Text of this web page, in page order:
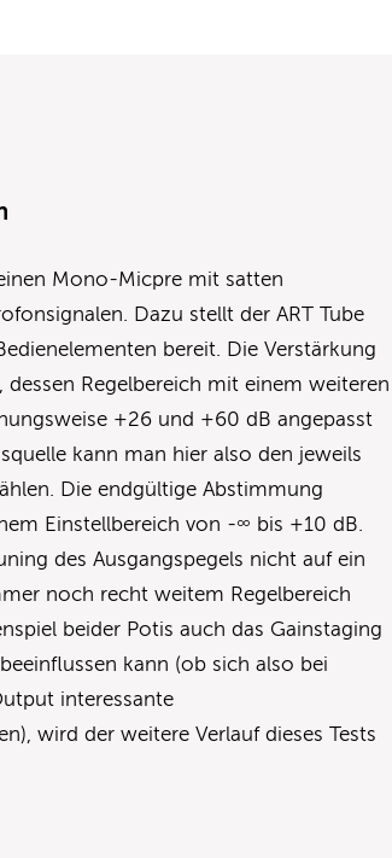
Mono-Micpre mit satten
Dazu stellt der ART Tube
bereit. Die Verstärkung
Regelbereich mit einem weiteren
+26 und +60 dB angepasst
kann man hier also den jeweils
Die endgültige Abstimmung
Einstellbereich von -∞ bis +10 dB.
des Ausgangspegels nicht auf ein
noch recht weitem Regelbereich
beider Potis auch das Gainstaging
kann (ob sich also bei
interessante
wird der weitere Verlauf dieses Tests